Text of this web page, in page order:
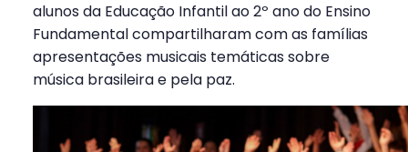
alunos da Educação Infantil ao 2º ano do Ensino
Fundamental compartilharam com as famílias
apresentações musicais temáticas sobre
música brasileira e pela paz.